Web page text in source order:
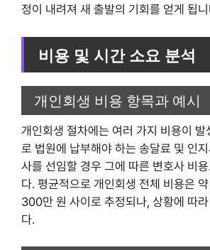
정이 내려져 새 출발의 기회를 얻게 됩
비용 및 시간 소요 분석
개인회생 비용 항목과 예시
개인회생 절차에는 여러 가지 비용이 발
로 법원에 납부해야 하는 송달료 및 인
사를 선임할 경우 그에 따른 변호사 비
다. 평균적으로 개인회생 전체 비용은
300만 원 사이로 추정되나, 상황에 따
다.